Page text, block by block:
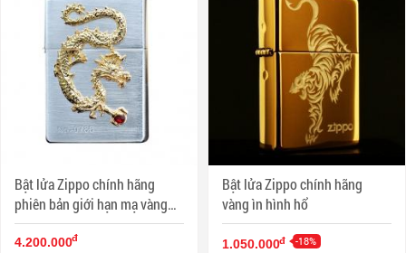
Bật lửa Zippo chính hãng
phiên bản giới hạn mạ vàng
Dragon giữ ngọc
4.200.000đ
Bật lửa Zippo chính hãng
vàng ìn hình hổ
1.050.000đ -18%